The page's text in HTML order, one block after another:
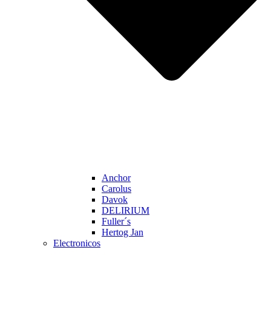
Anchor
Carolus
Davok
DELIRIUM
Fuller´s
Hertog Jan
Electronicos